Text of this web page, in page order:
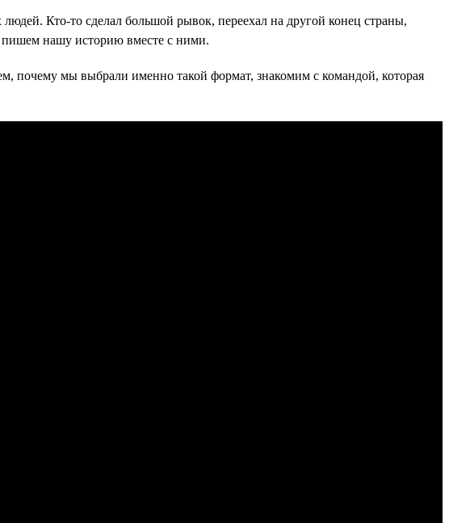
Кто-то сделал большой рывок, переехал на другой конец страны,
пишем нашу историю вместе с ними.
почему мы выбрали именно такой формат, знакомим с командой, которая